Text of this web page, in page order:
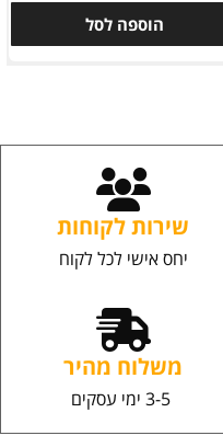
הוספה לסל
שירות לקוחות
יחס אישי לכל לקוח
משלוח מהיר